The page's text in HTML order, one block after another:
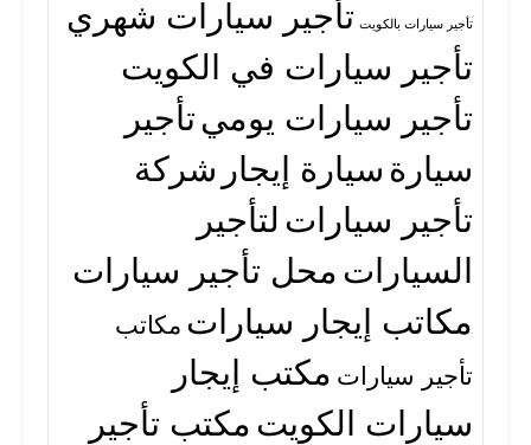
تأجير سيارات بالكويت تأجير سيارات شهري
تأجير سيارات في الكويت
تأجير سيارات يوميتأجير
سيارة سيارة إيجار شركة
تأجير سياراتلتأجير
السياراتمحل تأجير سيارات
مكاتب إيجار سيارات مكاتب
تأجير سيارات مكتب إيجار
سيارات الكويتمكتب تأجير